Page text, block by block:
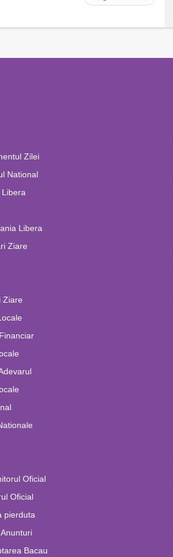
Zilei
National
Libera
Ziare
Ziare
Oficial
Oficial
pierduta
Bacau